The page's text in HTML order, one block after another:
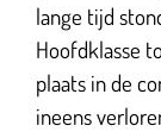
lange tijd
Hoofdklasse
plaats in de
ineens